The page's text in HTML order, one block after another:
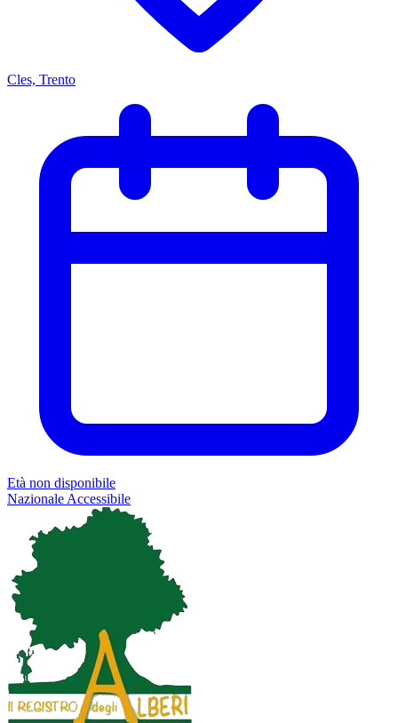
Cles, Trento
Età non disponibile
Nazionale Accessibile